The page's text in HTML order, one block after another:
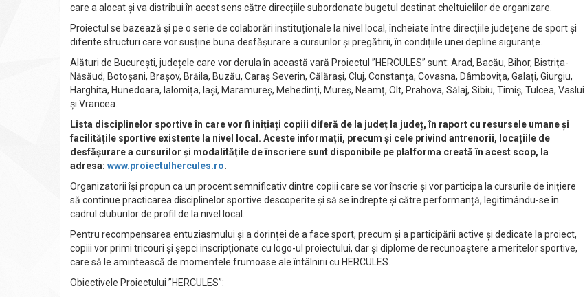
care a alocat și va distribui în acest sens către direcțiile subordonate bugetul destinat cheltuielilor de organizare.
Proiectul se bazează și pe o serie de colaborări instituționale la nivel local, încheiate între direcțiile județene de sport și
diferite structuri care vor susține buna desfășurare a cursurilor și pregătirii, în condițiile unei depline siguranțe.
Alături de București, județele care vor derula în această vară Proiectul ”HERCULES” sunt: Arad, Bacău, Bihor, Bistrița-
Năsăud, Botoșani, Brașov, Brăila, Buzău, Caraș Severin, Călărași, Cluj, Constanța, Covasna, Dâmbovița, Galați, Giurgiu,
Harghita, Hunedoara, Ialomița, Iași, Maramureș, Mehedinți, Mureș, Neamț, Olt, Prahova, Sălaj, Sibiu, Timiș, Tulcea, Vaslui
și Vrancea.
Lista disciplinelor sportive în care vor fi inițiați copiii diferă de la județ la județ, în raport cu resursele umane și
facilitățile sportive existente la nivel local. Aceste informații, precum și cele privind antrenorii, locațiile de
desfășurare a cursurilor și modalitățile de înscriere sunt disponibile pe platforma creată în acest scop, la
adresa: www.proiectulhercules.ro.
Organizatorii își propun ca un procent semnificativ dintre copiii care se vor înscrie și vor participa la cursurile de inițiere
să continue practicarea disciplinelor sportive descoperite și să se îndrepte și către performanță, legitimându-se în
cadrul cluburilor de profil de la nivel local.
Pentru recompensarea entuziasmului și a dorinței de a face sport, precum și a participării active și dedicate la proiect,
copiii vor primi tricouri și șepci inscripționate cu logo-ul proiectului, dar și diplome de recunoaștere a meritelor sportive,
care să le amintească de momentele frumoase ale întâlnirii cu HERCULES.
Obiectivele Proiectului ”HERCULES”: